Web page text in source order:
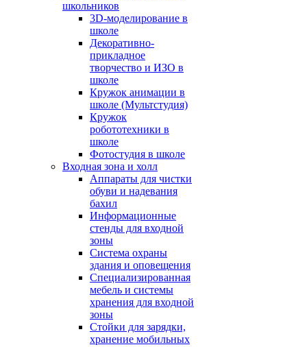
школьников
3D-моделирование в
школе
Декоративно-
прикладное
творчество и ИЗО в
школе
Кружок анимации в
школе (Мультстудия)
Кружок
робототехники в
школе
Фотостудия в школе
Входная зона и холл
Аппараты для чистки
обуви и надевания
бахил
Информационные
стенды для входной
зоны
Система охраны
здания и оповещения
Специализированная
мебель и системы
хранения для входной
зоны
Стойки для зарядки,
хранение мобильных